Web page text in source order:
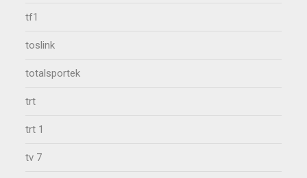
tf1
toslink
totalsportek
trt
trt 1
tv 7